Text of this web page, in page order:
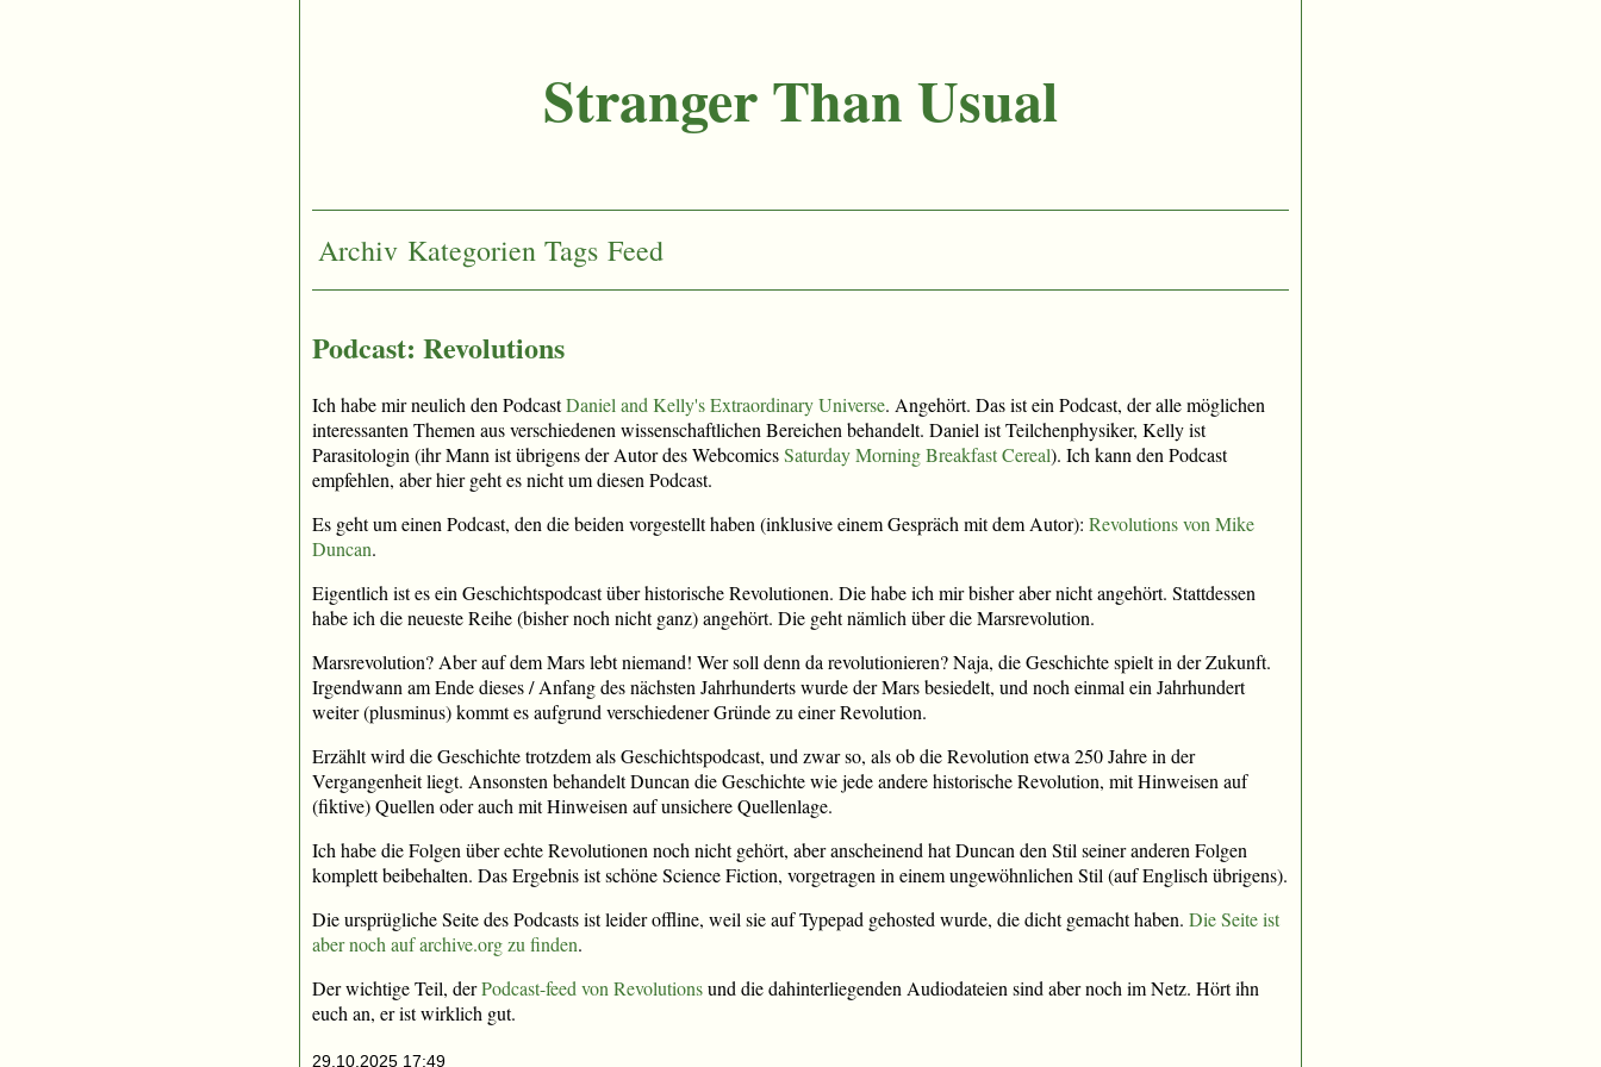
Stranger Than Usual
Archiv Kategorien Tags Feed
Podcast: Revolutions
Ich habe mir neulich den PodcastDaniel and Kelly's Extraordinary Universe. Angehört. Das ist ein Podcast, der alle möglichen
interessanten Themen aus verschiedenen wissenschaftlichen Bereichen behandelt. Daniel ist Teilchenphysiker, Kelly ist
Parasitologin (ihr Mann ist übrigens der Autor des WebcomicsSaturday Morning Breakfast Cereal). Ich kann den Podcast
empfehlen, aber hier geht es nicht um diesen Podcast.
Es geht um einen Podcast, den die beiden vorgestellt haben (inklusive einem Gespräch mit dem Autor): Revolutions von Mike
Duncan.
Eigentlich ist es ein Geschichtspodcast über historische Revolutionen. Die habe ich mir bisher aber nicht angehört. Stattdessen
habe ich die neueste Reihe (bisher noch nicht ganz) angehört. Die geht nämlich über die Marsrevolution.
Marsrevolution? Aber auf dem Mars lebt niemand! Wer soll denn da revolutionieren? Naja, die Geschichte spielt in der Zukunft.
Irgendwann am Ende dieses / Anfang des nächsten Jahrhunderts wurde der Mars besiedelt, und noch einmal ein Jahrhundert
weiter (plusminus) kommt es aufgrund verschiedener Gründe zu einer Revolution.
Erzählt wird die Geschichte trotzdem als Geschichtspodcast, und zwar so, als ob die Revolution etwa 250 Jahre in der
Vergangenheit liegt. Ansonsten behandelt Duncan die Geschichte wie jede andere historische Revolution, mit Hinweisen auf
(fiktive) Quellen oder auch mit Hinweisen auf unsichere Quellenlage.
Ich habe die Folgen über echte Revolutionen noch nicht gehört, aber anscheinend hat Duncan den Stil seiner anderen Folgen
komplett beibehalten. Das Ergebnis ist schöne Science Fiction, vorgetragen in einem ungewöhnlichen Stil (auf Englisch übrigens).
Die ursprügliche Seite des Podcasts ist leider offline, weil sie auf Typepad gehosted wurde, die dicht gemacht haben. Die Seite ist
aber noch auf archive.org zu finden.
Der wichtige Teil, derPodcast-feed von Revolutionsund die dahinterliegenden Audiodateien sind aber noch im Netz. Hört ihn
euch an, er ist wirklich gut.
29.10.2025 17:49